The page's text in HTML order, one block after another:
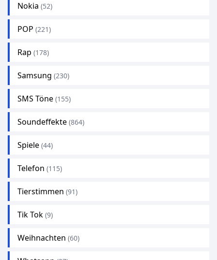
Nokia (52)
POP (221)
Rap (178)
Samsung (230)
SMS Töne (155)
Soundeffekte (864)
Spiele (44)
Telefon (115)
Tierstimmen (91)
Tik Tok (9)
Weihnachten (60)